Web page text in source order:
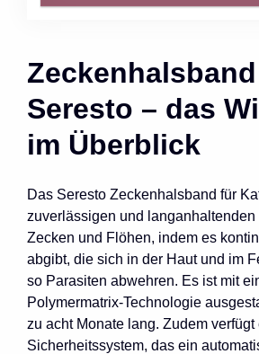
Seresto – das
im Überblick
Das Seresto Zeckenhalsband für
zuverlässigen und langanhaltenden
Zecken und Flöhen, indem es
abgibt, die sich in der Haut und im
so Parasiten abwehren. Es ist mit
Polymermatrix-Technologie
zu acht Monate lang. Zudem verfügt
Sicherheitssystem, das ein